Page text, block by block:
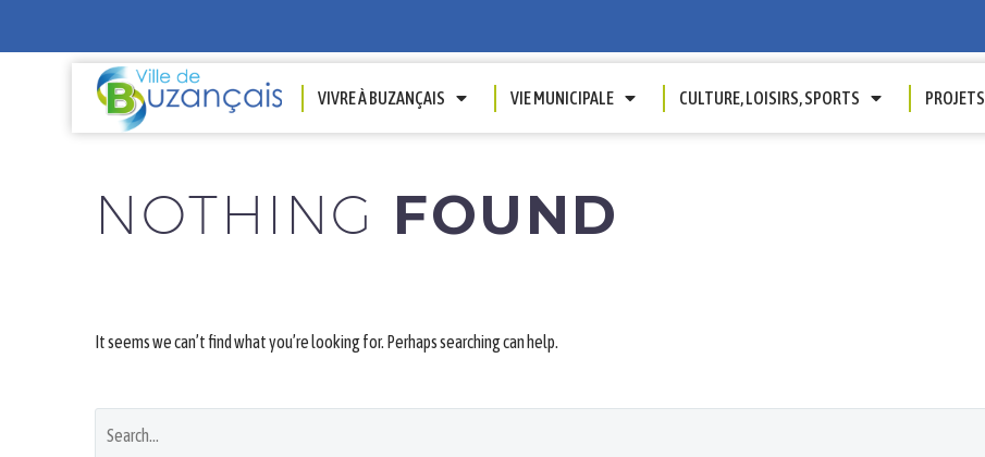
VIVRE À BUZANÇAIS VIE MUNICIPALE CULTURE, LOISIRS, SPORTS PROJETS
NOTHING FOUND
It seems we can’t find what you’re looking for. Perhaps searching can help.